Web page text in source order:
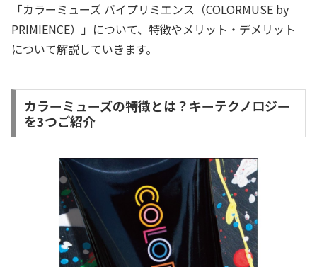
「カラーミューズ バイプリミエンス（COLORMUSE by
PRIMIENCE）」について、特徴やメリット・デメリット
について解説していきます。
カラーミューズの特徴とは？キーテクノロジー
を3つご紹介